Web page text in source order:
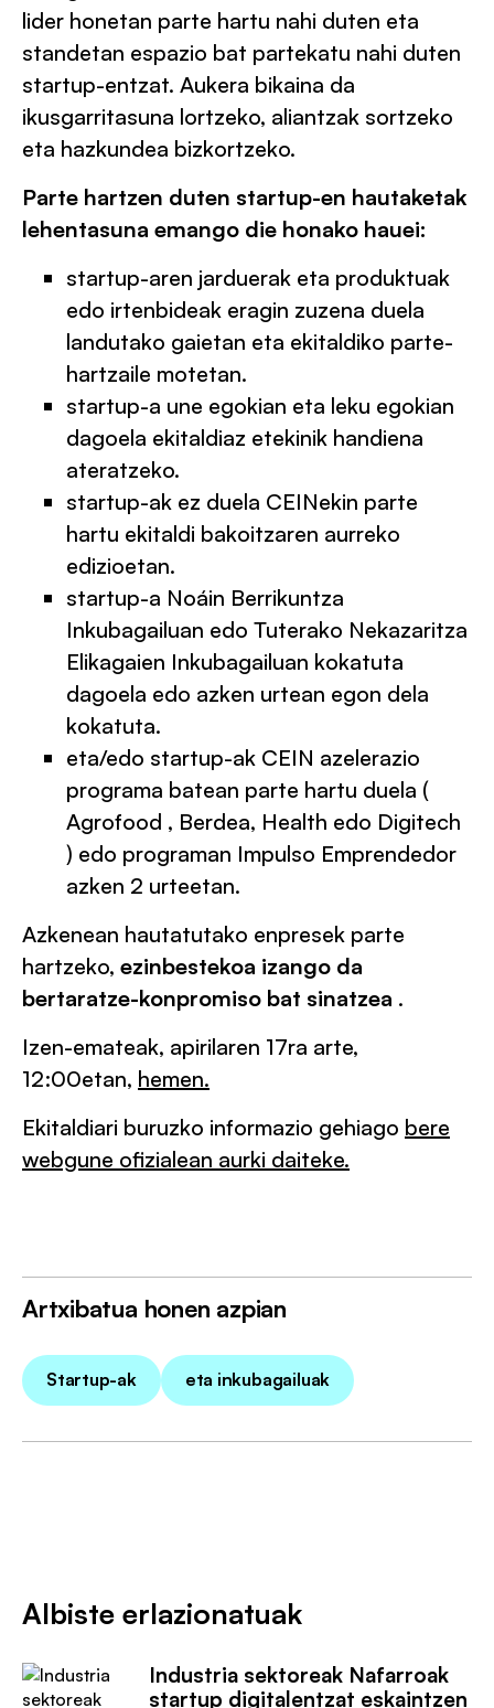
lider honetan parte hartu nahi duten eta
standetan espazio bat partekatu nahi duten
startup-entzat. Aukera bikaina da
ikusgarritasuna lortzeko, aliantzak sortzeko
eta hazkundea bizkortzeko.
Parte hartzen duten startup-en hautaketak
lehentasuna emango die honako hauei:
startup-aren jarduerak eta produktuak
edo irtenbideak eragin zuzena duela
landutako gaietan eta ekitaldiko parte-
hartzaile motetan.
startup-a une egokian eta leku egokian
dagoela ekitaldiaz etekinik handiena
ateratzeko.
startup-ak ez duela CEINekin parte
hartu ekitaldi bakoitzaren aurreko
edizioetan.
startup-a Noáin Berrikuntza
Inkubagailuan edo Tuterako Nekazaritza
Elikagaien Inkubagailuan kokatuta
dagoela edo azken urtean egon dela
kokatuta.
eta/edo startup-ak CEIN azelerazio
programa batean parte hartu duela (
Agrofood , Berdea, Health edo Digitech
) edo programan Impulso Emprendedor
azken 2 urteetan.
Azkenean hautatutako enpresek parte
hartzeko, ezinbestekoa izango da
bertaratze-konpromiso bat sinatzea .
Izen-emateak, apirilaren 17ra arte,
12:00etan, hemen.
Ekitaldiari buruzko informazio gehiago bere
webgune ofizialean aurki daiteke.
Artxibatua honen azpian
Startup-ak eta inkubagailuak
Albiste erlazionatuak
Industria sektoreak Nafarroak
startup digitalentzat eskaintzen